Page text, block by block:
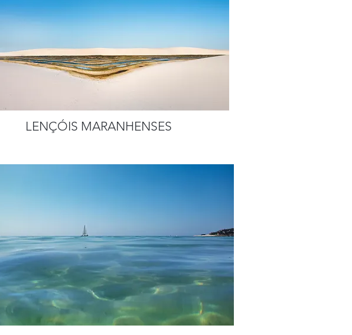
LENÇÓIS MARANHENSES